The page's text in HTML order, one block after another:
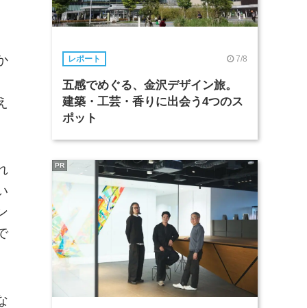
レポート 7/8
五感でめぐる、金沢デザイン旅。
建築・工芸・香りに出会う4つのス
ポット
PR